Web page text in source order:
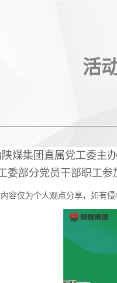
活
集团直属党工委主
委部分党员干部职工参
容仅为个人观点分享，如有侵